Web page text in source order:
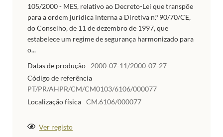
105/2000 - MES, relativo ao Decreto-Lei que transpõe
para a ordem jurídica interna a Diretiva n.º 90/70/CE,
do Conselho, de 11 de dezembro de 1997, que
estabelece um regime de segurança harmonizado para
o...
Datas de produção
2000-07-11/2000-07-27
Código de referência
PT/PR/AHPR/CM/CM0103/6106/000077
Localização física CM.6106/000077
Ver registo